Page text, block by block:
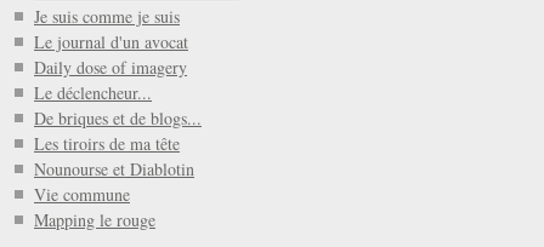
Je suis comme je suis
Le journal d'un avocat
Daily dose of imagery
Le déclencheur...
De briques et de blogs...
Les tiroirs de ma tête
Nounourse et Diablotin
Vie commune
Mapping le rouge